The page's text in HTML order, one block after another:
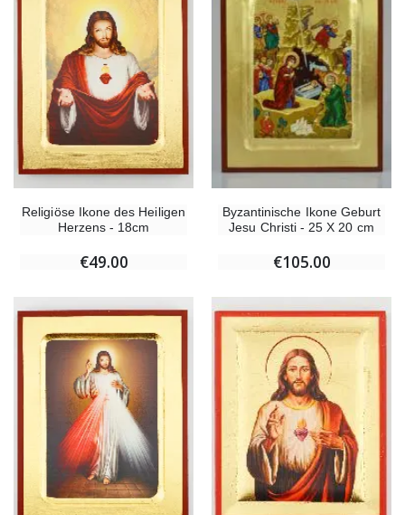
Religiöse Ikone des Heiligen
Herzens - 18cm
€49.00
Byzantinische Ikone Geburt
Jesu Christi - 25 X 20 cm
€105.00